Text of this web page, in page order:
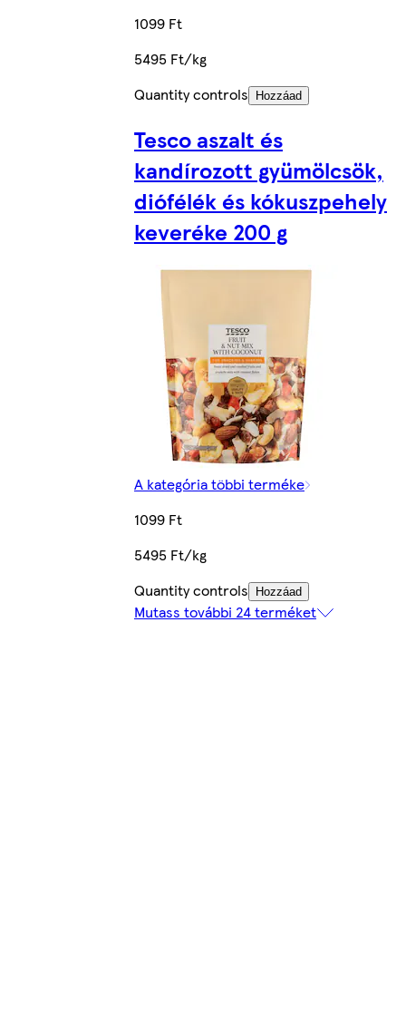
1099 Ft
5495 Ft/kg
Quantity controls
Hozzáad
Tesco aszalt és
kandírozott gyümölcsök,
diófélék és kókuszpehely
keveréke 200 g
A kategória többi terméke
1099 Ft
5495 Ft/kg
Quantity controls
Hozzáad
Mutass további 24 terméket